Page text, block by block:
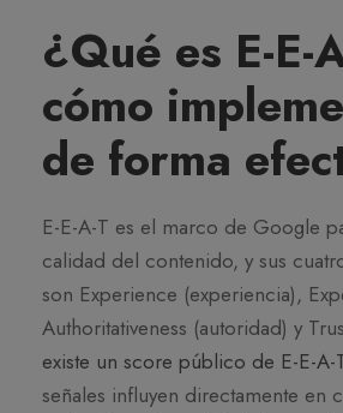
¿Qué es E-E-
cómo
de forma
E-E-A-T es el marco de Google
calidad del contenido, y sus
son Experience (experiencia),
Authoritativeness (autoridad) y
existe un score público de E-E-A-
señales influyen directamente en